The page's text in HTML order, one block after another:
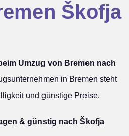
Škofja
Umzug von Bremen nach
in Bremen steht
und günstige Preise.
& günstig nach Škofja